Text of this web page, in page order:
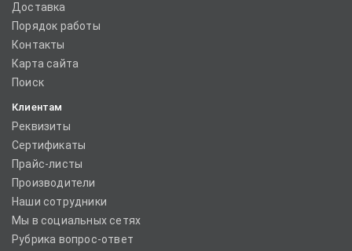
Доставка
Порядок работы
Контакты
Карта сайта
Поиск
Клиентам
Реквизиты
Сертификаты
Прайс-листы
Производители
Наши сотрудники
Мы в социальных сетях
Рубрика вопрос-ответ